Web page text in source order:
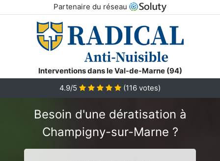
Partenaire du réseau
Interventions dans le Val-de-Marne (94)
4.9/5 (116 votes)
Besoin d'une dératisation à
Champigny-sur-Marne ?